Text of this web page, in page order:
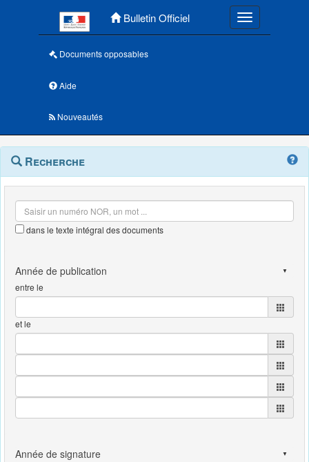
Bulletin Officiel Toggle
Documents opposables
Aide
Nouveautés
Navigation
outils
Menu
contextuel
Recherche
dans le texte intégral des documents
entre le
et le